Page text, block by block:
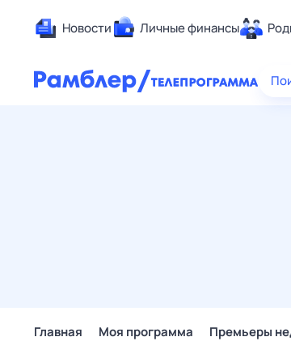
Новости Личные финансы
Главная Моя программа Премьеры